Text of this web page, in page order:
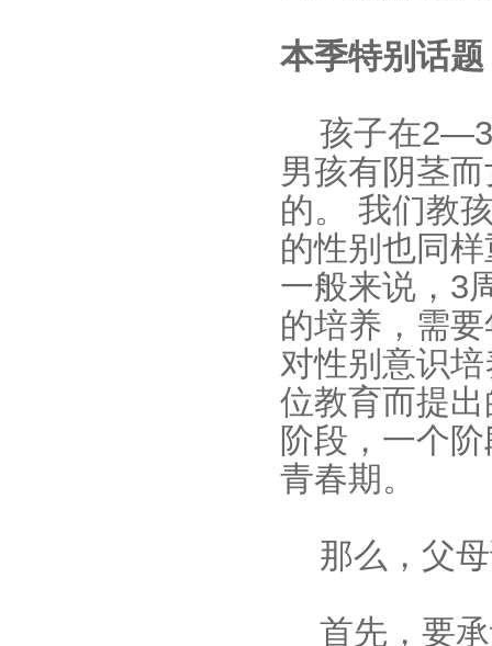
本季特别话
孩子在
男孩有阴茎
的。 我们教
的性别也同
一般来说，3
的培养，需
对性别意识
位教育而提
阶段，一个
青春期。
那么，父
首先，要